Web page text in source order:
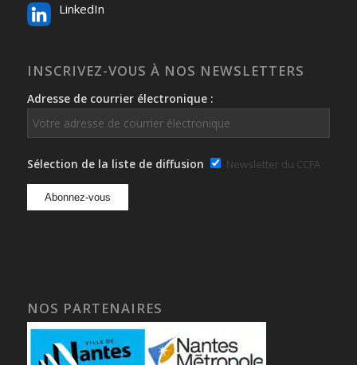
LinkedIn
INSCRIVEZ-VOUS À NOS NEWSLETTERS
Adresse de courrier électronique :
Sélection de la liste de diffusion Newsletter du CCFA
NOS PARTENAIRES